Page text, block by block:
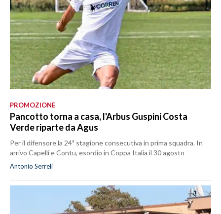
PROMOZIONE
Pancotto torna a casa, l'Arbus Guspini Costa
Verde riparte da Agus
Per il difensore la 24ª stagione consecutiva in prima squadra. In
arrivo Capelli e Contu, esordio in Coppa Italia il 30 agosto
Antonio Serreli